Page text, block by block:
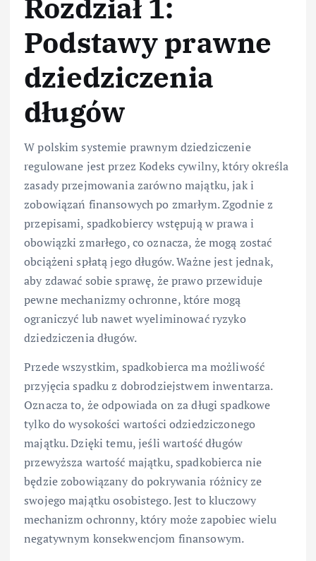
Rozdział 1:
Podstawy prawne
dziedziczenia
długów
W polskim systemie prawnym dziedziczenie
regulowane jest przez Kodeks cywilny, który określa
zasady przejmowania zarówno majątku, jak i
zobowiązań finansowych po zmarłym. Zgodnie z
przepisami, spadkobiercy wstępują w prawa i
obowiązki zmarłego, co oznacza, że mogą zostać
obciążeni spłatą jego długów. Ważne jest jednak,
aby zdawać sobie sprawę, że prawo przewiduje
pewne mechanizmy ochronne, które mogą
ograniczyć lub nawet wyeliminować ryzyko
dziedziczenia długów.
Przede wszystkim, spadkobierca ma możliwość
przyjęcia spadku z dobrodziejstwem inwentarza.
Oznacza to, że odpowiada on za długi spadkowe
tylko do wysokości wartości odziedziczonego
majątku. Dzięki temu, jeśli wartość długów
przewyższa wartość majątku, spadkobierca nie
będzie zobowiązany do pokrywania różnicy ze
swojego majątku osobistego. Jest to kluczowy
mechanizm ochronny, który może zapobiec wielu
negatywnym konsekwencjom finansowym.